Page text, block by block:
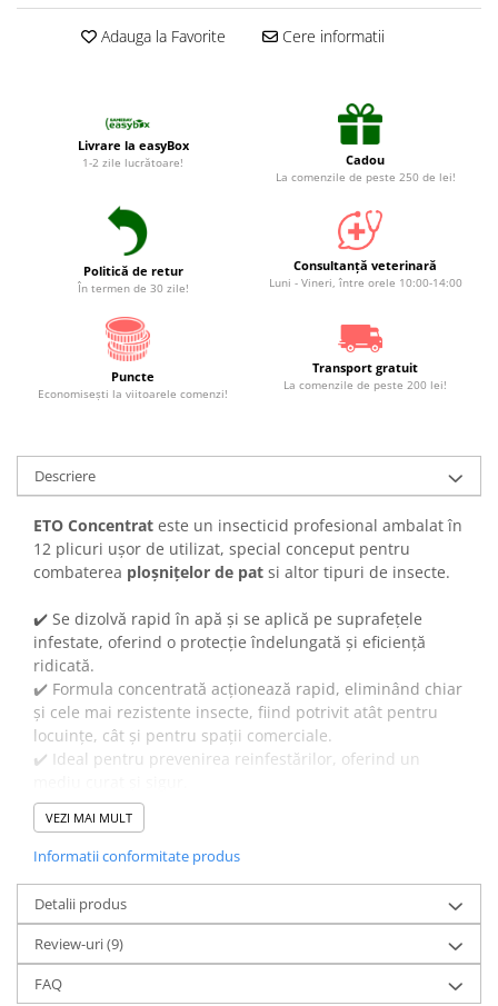
Adauga la Favorite Cere informatii
Livrare la easyBox
1-2 zile lucrătoare! Cadou
La comenzile de peste 250 de lei!
Politică de retur
În termen de 30 zile!
Consultanță veterinară
Luni - Vineri, între orele 10:00-14:00
Puncte
Economiseşti la viitoarele comenzi!
Transport gratuit
La comenzile de peste 200 lei!
Descriere
ETO Concentrat este un insecticid profesional ambalat în
12 plicuri ușor de utilizat, special conceput pentru
combaterea ploșnițelor de pat si altor tipuri de insecte.
✔️ Se dizolvă rapid în apă și se aplică pe suprafețele
infestate, oferind o protecție îndelungată și eficiență
ridicată.
✔️ Formula concentrată acționează rapid, eliminând chiar
și cele mai rezistente insecte, fiind potrivit atât pentru
locuințe, cât și pentru spații comerciale.
✔️ Ideal pentru prevenirea reinfestărilor, oferind un
Organismele țintă:
-ploșnițele de pat (adulte și nimfe) -
Cimex lectularius
- gândaci, gandaci de bucatarie, gandaci rosii (adulți și
nimfe) -Blattella germanica, Blatta orientalis
✔️Categoria de utilizatori:
VEZI MAI MULT
Informatii conformitate produs
Detalii produs
Review-uri(9)
FAQ